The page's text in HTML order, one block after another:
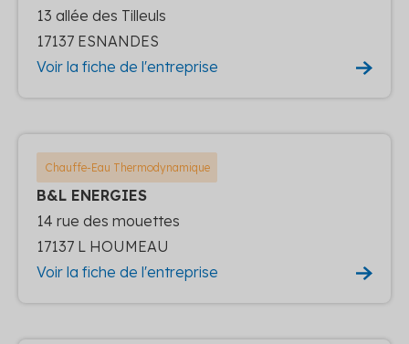
13 allée des Tilleuls
17137 ESNANDES
Voir la fiche de l'entreprise
Chauffe-Eau Thermodynamique
B&L ENERGIES
14 rue des mouettes
17137 L HOUMEAU
Voir la fiche de l'entreprise